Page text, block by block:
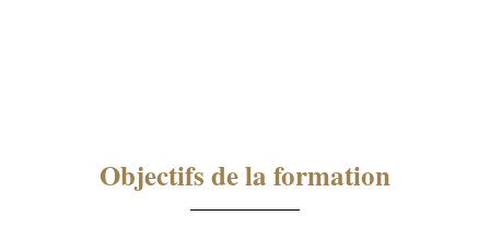
Objectifs de la formation